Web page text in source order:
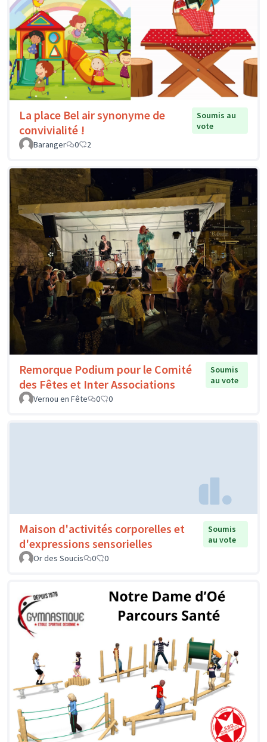
La place Bel air synonyme de
convivialité !
Soumis au
vote
Baranger
0 2
Remorque Podium pour le Comité
des Fêtes et Inter Associations
Soumis
au vote
Vernou en Fête
0 0
Maison d'activités corporelles et
d'expressions sensorielles
Soumis
au vote
Or des Soucis
0 0